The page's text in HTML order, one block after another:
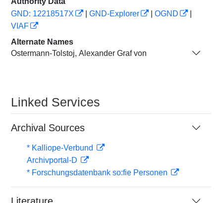
GND: 12218517X
GND-Explorer OGND
VIAF
Alternate Names
Ostermann-Tolstoj, Alexander Graf von
Linked Services
Archival Sources
* Kalliope-Verbund
Archivportal-D
* Forschungsdatenbank so:fie Personen